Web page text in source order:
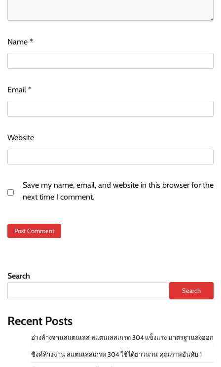
Name *
Email *
Website
Save my name, email, and website in this browser for the
next time I comment.
Search
Search
Recent Posts
อ่างล้างจานสแตนเลส สแตนเลสเกรด 304 แข็งแรง มาตรฐานส่งออก
ซิงค์ล้างจาน สแตนเลสเกรด 304 ใช้ได้ยาวนาน คุณภาพอันดับ 1